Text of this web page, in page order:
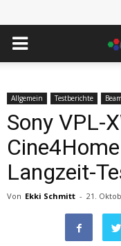
Allgemein Testberichte
Sony VPL-
Langzeit-
Von Ekki Schmitt - 21.